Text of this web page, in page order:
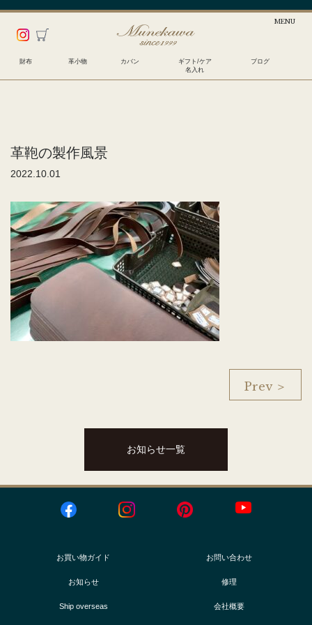
財布 革小物 カバン
ギフト/ケア
名入れ
ブログ
革鞄の製作風景
2022.10.01
Prev ＞
お知らせ一覧
お買い物ガイド お問い合わせ
お知らせ 修理
Ship overseas 会社概要